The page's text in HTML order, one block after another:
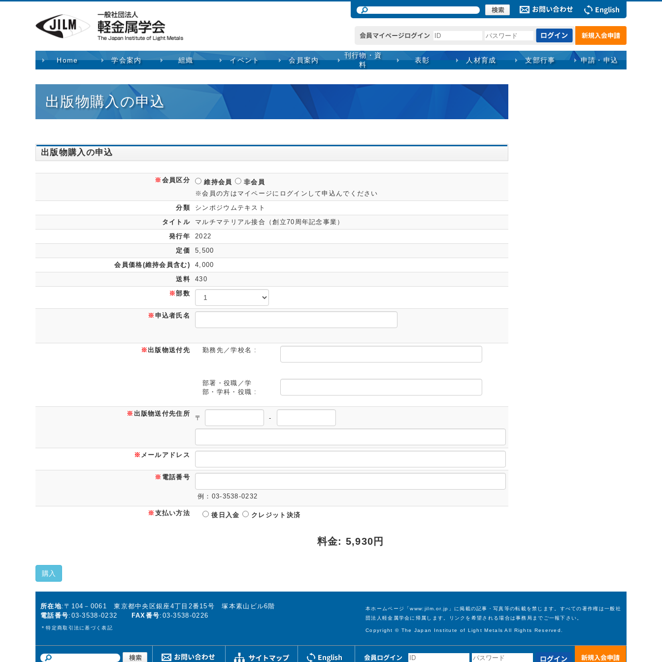
Home 学会案内 組織 イベント 会員案内
刊行物・資
料
表彰 人材育成 支部行事 申請・申込
出版物購入の申込
出版物購入の申込
※ 会員区分 維持会員
非会員
※会員の方はマイページにログインして申込んでください
分類
シンポジウムテキスト
タイトル
マルチマテリアル接合（創立70周年記念事業）
発行年
2022
定価
5,500
会員価格(維持会員含む)
4,000
送料
430
※部数
※ 申込者氏名
※出版物送付先 勤務先／学校名 :
部署・役職／学
部・学科・役職 :
※ 出版物送付先住所
〒 -
※ メールアドレス
※ 電話番号
例：03-3538-0232
※ 支払い方法 後日入金 クレジット決済
料金: 5,930円
購入
所在地:〒104－0061 東京都中央区銀座4丁目2番15号 塚本素山ビル6階
電話番号:03-3538-0232 FAX番号:03-3538-0226
＊特定商取引法に基づく表記
本ホームページ「www:jilm.or.jp」に掲載の記事・写真等の転載を禁じます。すべての著作権は一般社
団法人軽金属学会に帰属します。リンクを希望される場合は事務局までご一報下さい。
Copyright © The Japan Institute of Light Metals All Rights Reserved.